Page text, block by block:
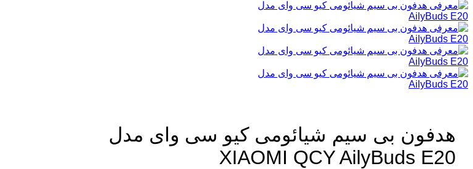
هدفون بی سیم شیائومی کیو سی وای مدل
XIAOMI QCY AilyBuds E20